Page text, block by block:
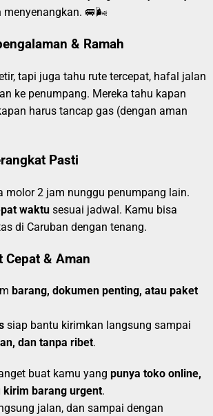
menyenangkan. 🚐🌬️
& Ramah
tapi juga tahu rute tercepat, hafal jalan
ke penumpang. Mereka tahu kapan
harus tancap gas (dengan aman
Pasti
molor 2 jam nunggu penumpang lain.
waktu sesuai jadwal. Kamu bisa
di Caruban dengan tenang.
Cepat & Aman
barang, dokumen penting, atau paket
siap bantu kirimkan langsung sampai
dan tanpa ribet.
buat kamu yang punya toko online,
kirim barang urgent.
jalan, dan sampai dengan